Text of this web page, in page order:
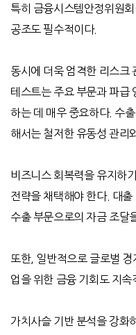
특히 금융시스템안정위원회
공조도 필수적이다.
동시에 더욱 엄격한 리스크
테스트는 주요 부문과 파급
하는 데 매우 중요하다. 수
해서는 철저한 유동성 관리
비즈니스 회복력을 유지하
전략을 채택해야 한다. 대출
수출 부문으로의 자금 조달
또한, 일반적으로 글로벌 경
업을 위한 금융 기회도 지
가치사슬 기반 분석을 강화